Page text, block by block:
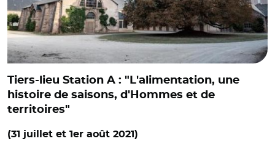
Tiers-lieu Station A : "L'alimentation, une
histoire de saisons, d'Hommes et de
territoires"
(31 juillet et 1er août 2021)